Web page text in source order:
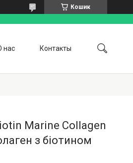
Кошик
нас Контакты
Marine Collagen
з біотином